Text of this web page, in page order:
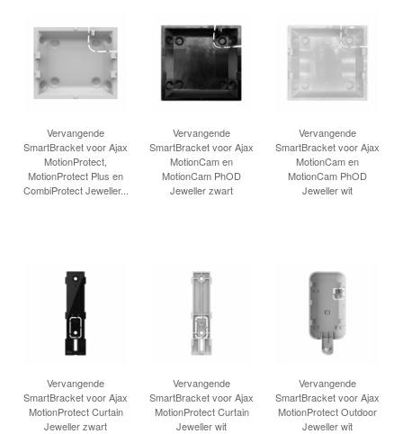
Vervangende
SmartBracket voor Ajax
MotionProtect,
MotionProtect Plus en
CombiProtect Jeweller...
Vervangende
SmartBracket voor Ajax
MotionCam en
MotionCam PhOD
Jeweller zwart
Vervangende
SmartBracket voor Ajax
MotionCam en
MotionCam PhOD
Jeweller wit
Vervangende
SmartBracket voor Ajax
MotionProtect Curtain
Jeweller zwart
Vervangende
SmartBracket voor Ajax
MotionProtect Curtain
Jeweller wit
Vervangende
SmartBracket voor Ajax
MotionProtect Outdoor
Jeweller wit